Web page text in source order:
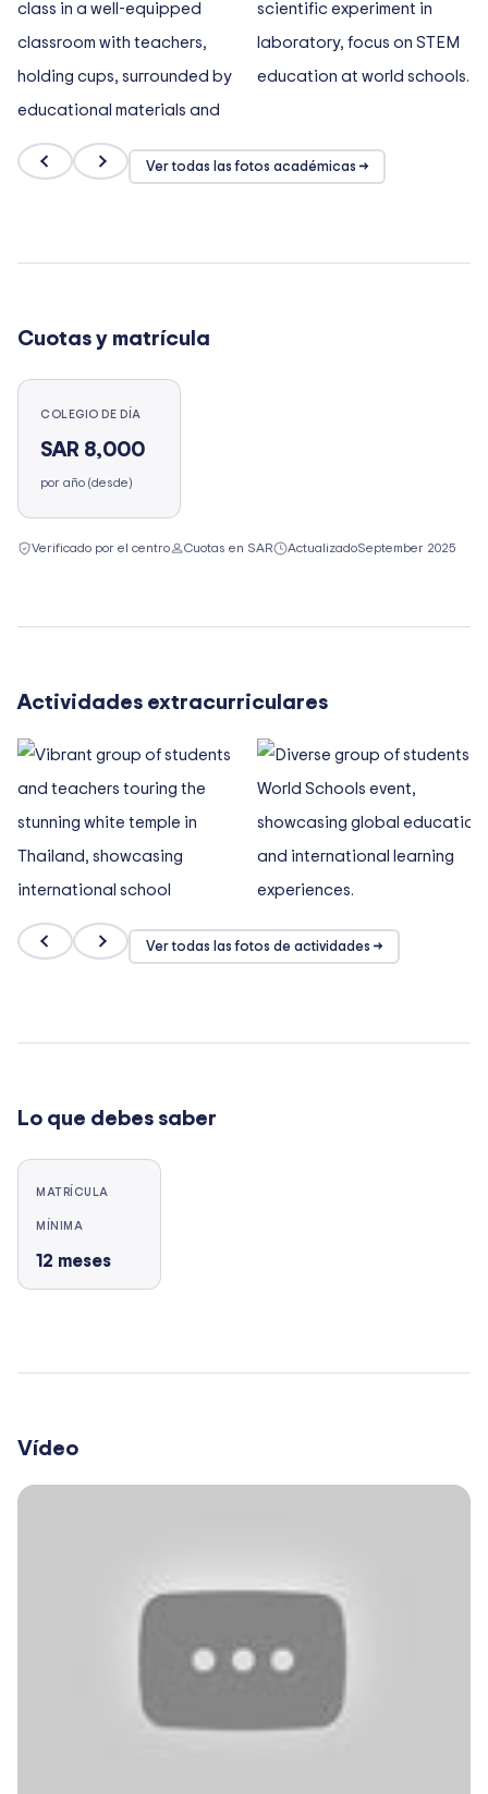
Ver todas las fotos académicas →
Cuotas y matrícula
COLEGIO DE DÍA
SAR 8,000
por año (desde)
Verificado por el centro Cuotas en SAR ActualizadoSeptember 2025
Actividades extracurriculares
Ver todas las fotos de actividades →
Lo que debes saber
MATRÍCULA
MÍNIMA
12 meses
Vídeo